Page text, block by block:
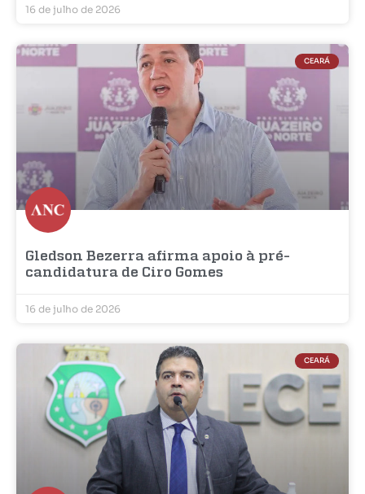
16 de julho de 2026
CEARÁ
Gledson Bezerra afirma apoio à pré-
candidatura de Ciro Gomes
16 de julho de 2026
CEARÁ